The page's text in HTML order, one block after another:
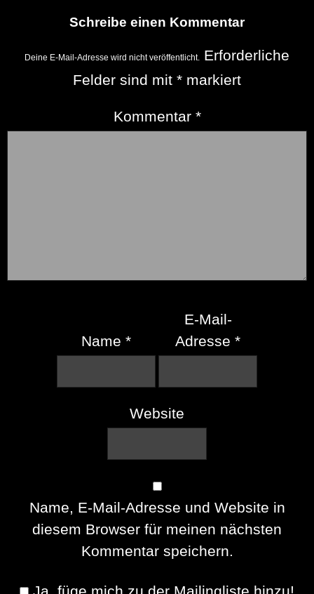
Schreibe einen Kommentar
Deine E-Mail-Adresse wird nicht veröffentlicht. Erforderliche
Felder sind mit * markiert
Kommentar *
Name *
E-Mail-
Adresse*
Website
Name, E-Mail-Adresse und Website in
diesem Browser für meinen nächsten
Kommentar speichern.